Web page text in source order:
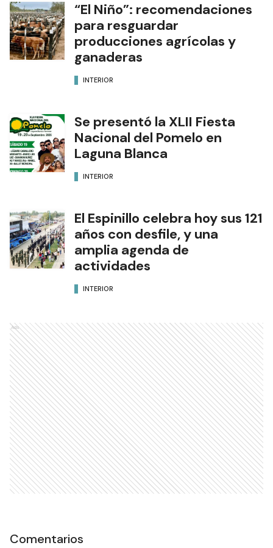
“El Niño”: recomendaciones
para resguardar
producciones agrícolas y
ganaderas
INTERIOR
Se presentó la XLII Fiesta
Nacional del Pomelo en
Laguna Blanca
INTERIOR
El Espinillo celebra hoy sus 121
años con desfile, y una
amplia agenda de
actividades
INTERIOR
Ads
Comentarios